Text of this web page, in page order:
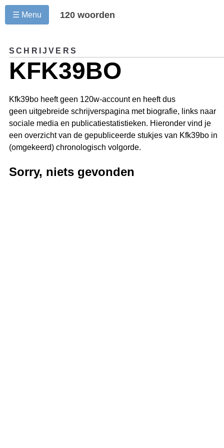
☰ Menu 120 woorden
SCHRIJVERS
KFK39BO
Kfk39bo heeft geen 120w-account en heeft dus
geen uitgebreide schrijverspagina met biografie, links naar
sociale media en publicatiestatistieken. Hieronder vind je
een overzicht van de gepubliceerde stukjes van Kfk39bo in
(omgekeerd) chronologisch volgorde.
Sorry, niets gevonden